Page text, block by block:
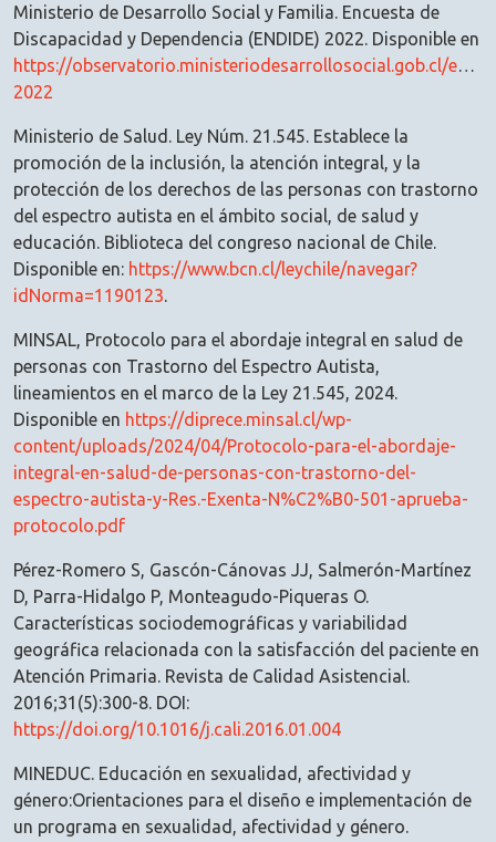
Ministerio de Desarrollo Social y Familia. Encuesta de
Discapacidad y Dependencia (ENDIDE) 2022. Disponible en
https://observatorio.ministeriodesarrollosocial.gob.cl/
2022
Ministerio de Salud. Ley Núm. 21.545. Establece la
promoción de la inclusión, la atención integral, y la
protección de los derechos de las personas con trastorno
del espectro autista en el ámbito social, de salud y
educación. Biblioteca del congreso nacional de Chile.
Disponible en: https://www.bcn.cl/leychile/navegar?
idNorma=1190123.
MINSAL, Protocolo para el abordaje integral en salud de
personas con Trastorno del Espectro Autista,
lineamientos en el marco de la Ley 21.545, 2024.
Disponible en https://diprece.minsal.cl/wp-
content/uploads/2024/04/Protocolo-para-el-abordaje-
integral-en-salud-de-personas-con-trastorno-del-
espectro-autista-y-Res.-Exenta-N%C2%B0-501-aprueba-
protocolo.pdf
Pérez-Romero S, Gascón-Cánovas JJ, Salmerón-Martínez
D, Parra-Hidalgo P, Monteagudo-Piqueras O.
Características sociodemográficas y variabilidad
geográfica relacionada con la satisfacción del paciente en
Atención Primaria. Revista de Calidad Asistencial.
2016;31(5):300-8. DOI:
https://doi.org/10.1016/j.cali.2016.01.004
MINEDUC. Educación en sexualidad, afectividad y
género:Orientaciones para el diseño e implementación de
un programa en sexualidad, afectividad y género.